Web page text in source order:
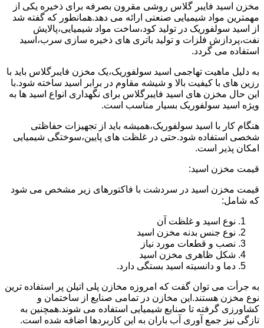
مخزن اسید فایبر گلاس روشی مقرون بصرفه برای ذخیره یکی از
مهمترین مواد شیمیایی صنعتی ارائه می دهد.همانطور که گفته شد
از اسید سولفوریک در تولید کود،ساخت مواد شیمیایی،پالایش
نفت،پردازش فلزات و تولید باتری های ذخیره سازی سرب،اسید
استفاده می گردد.
به دلیل ماهیت تهاجمی اسید سولفوریک،یک مخزن فایبرگلاس باید با
رزین های با کیفیت بالا و شیشه مقاوم در برابر اسید ساخته شود.با
این حال مخزن های اسید فایبرگلاس برای نگهداری انواع اسید ها به
ویژه اسید سولفوریک بسیار مناسب است.
هنگام کار با اسید سولفوریک،همیشه باید از تجهیزات حفاظتی
شخصی استفاده شود.حتی در غلظت های پایین،سوختگی شیمیایی
امکان پذیر است.
قیمت مخزن اسید:
قیمت مخزن اسید در سردشت با فاکتورهای زیر مشخص می شود
که شامل:
نوع اسید و غلظت آن
نوع جنس بدنه مخزن اسید
نصب و قطعات مورد نیاز
شکل ظاهری مخزن اسید
دما و دانسیته اسید بستگی دارد.
به جرأت می توان گفت که امروزه مخازن پلی اتیلن پر استفاده ترین
نوع مخزن هستند.این مخازن در تمامی صنایع از ساختمان و
کشاورزی گرفته تا صنایع شیمیایی استفاده می شوند.همچنین به
تازگی نیز جمع آوری آب باران به این کاربردها اضافه شده است.